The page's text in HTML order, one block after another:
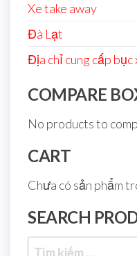
Xe take away
Đà Lạt
Địa chỉ cung cấp
COMPARE
No products to
CART
Chưa có sản phẩm
SEARCH